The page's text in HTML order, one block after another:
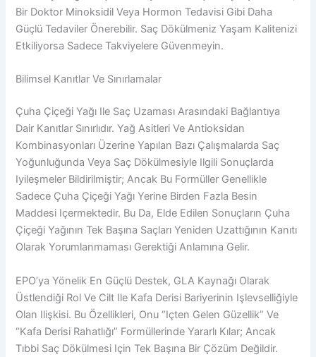
Bir Doktor Minoksidil Veya Hormon Tedavisi Gibi Daha
Güçlü Tedaviler Önerebilir. Saç Dökülmeniz Yaşam Kalitenizi
Etkiliyorsa Sadece Takviyelere Güvenmeyin.
Bilimsel Kanıtlar Ve Sınırlamalar
Çuha Çiçeği Yağı Ile Saç Uzaması Arasındaki Bağlantıya
Dair Kanıtlar Sınırlıdır. Yağ Asitleri Ve Antioksidan
Kombinasyonları Üzerine Yapılan Bazı Çalışmalarda Saç
Yoğunluğunda Veya Saç Dökülmesiyle Ilgili Sonuçlarda
Iyileşmeler Bildirilmiştir; Ancak Bu Formüller Genellikle
Sadece Çuha Çiçeği Yağı Yerine Birden Fazla Besin
Maddesi Içermektedir. Bu Da, Elde Edilen Sonuçların Çuha
Çiçeği Yağının Tek Başına Saçları Yeniden Uzattığının Kanıtı
Olarak Yorumlanmaması Gerektiği Anlamına Gelir.
EPO’ya Yönelik En Güçlü Destek, GLA Kaynağı Olarak
Üstlendiği Rol Ve Cilt Ile Kafa Derisi Bariyerinin Işlevselliğiyle
Olan Ilişkisi. Bu Özellikleri, Onu “içten Gelen Güzellik” Ve
“kafa Derisi Rahatlığı” Formüllerinde Yararlı Kılar; Ancak
Tıbbi Saç Dökülmesi Için Tek Başına Bir Çözüm Değildir.